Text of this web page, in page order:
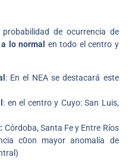
de ocurrencia de
lo normal en todo el centro y
: En el NEA se destacará este
: en el centro y Cuyo: San Luis,
l: Córdoba, Santa Fe y Entre Ríos
c0on mayor anomalía de